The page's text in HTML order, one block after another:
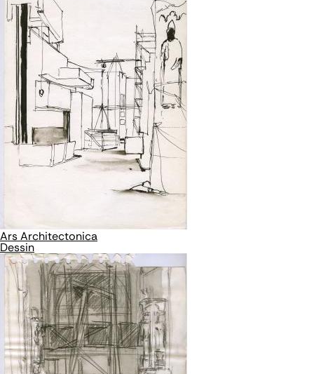
Ars Architectonica
Dessin